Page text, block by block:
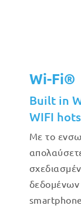
Wi-Fi®
Built in
WIFI
Με το
δεδομένων